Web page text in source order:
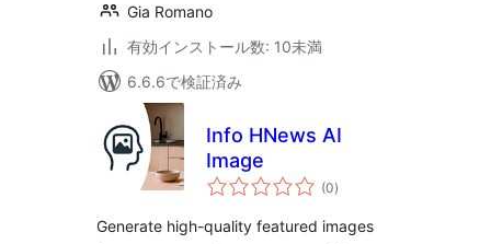
Gia Romano
有効インストール数: 10未満
6.6.6で検証済み
Info HNews AI
Image
(0個
の
価
)
Generate high-quality featured images